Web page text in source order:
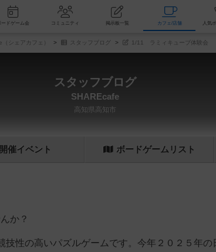
ボードゲーム会 コミュニティ 掲示板一覧 カ
シェアカフェ） スタッフブログ 1/11 ラミィキューブ体験会
スタッフブログ
SHAREcafe
高知県高知市
開催イベント ボードゲーム リスト
か？
性の高いパズルゲームです。今年２０２５年の